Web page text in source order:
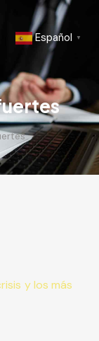
Español ▼
y los más